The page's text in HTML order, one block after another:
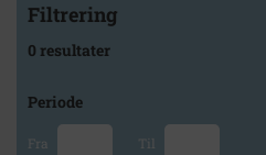
Filtrering
0 resultater
Periode
Fra Til